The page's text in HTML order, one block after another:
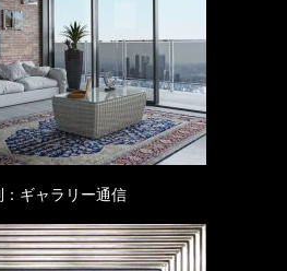
：ギャラリー通信